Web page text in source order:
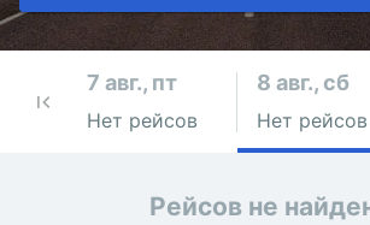
7 авг., пт
Нет рейсов
8 авг., сб
Нет рейсов
Рейсов не